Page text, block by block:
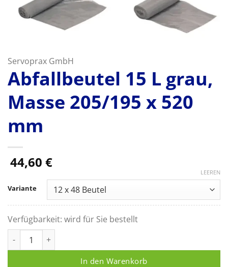
Servoprax GmbH
Abfallbeutel 15 L grau,
Masse 205/195 x 520
mm
44,60 €
Variante
LEEREN
Verfügbarkeit: wird für Sie bestellt
In den Warenkorb